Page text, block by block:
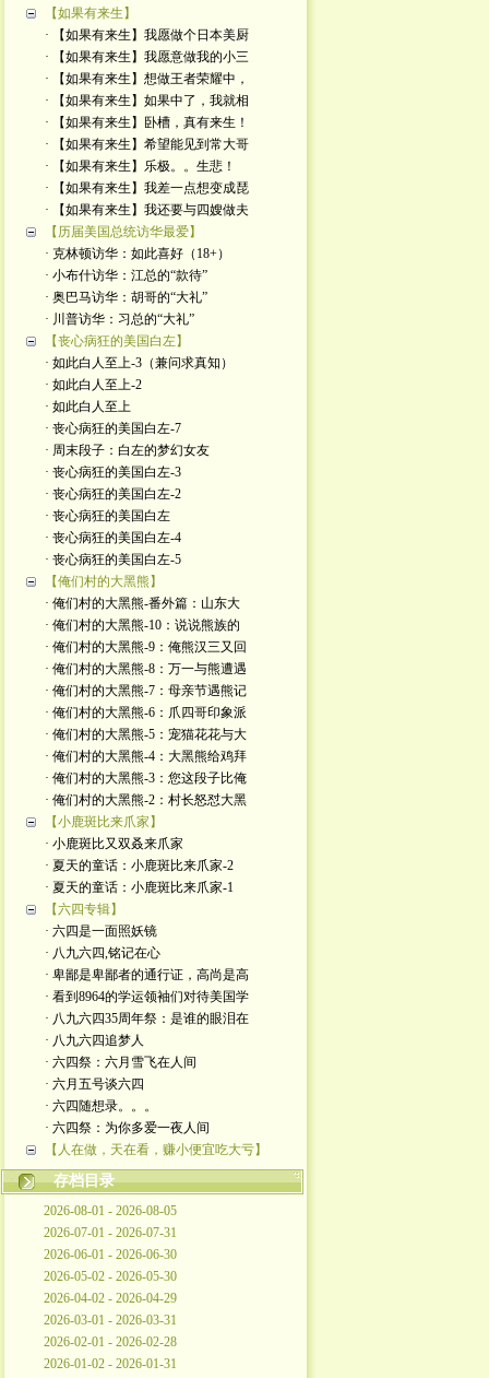
【如果有来生】
· 【如果有来生】我愿做个日本美厨
· 【如果有来生】我愿意做我的小三
· 【如果有来生】想做王者荣耀中，
· 【如果有来生】如果中了，我就相
· 【如果有来生】卧槽，真有来生！
· 【如果有来生】希望能见到常大哥
· 【如果有来生】乐极。。生悲！
· 【如果有来生】我差一点想变成琵
· 【如果有来生】我还要与四嫂做夫
【历届美国总统访华最爱】
· 克林顿访华：如此喜好（18+）
· 小布什访华：江总的“款待”
· 奥巴马访华：胡哥的“大礼”
· 川普访华：习总的“大礼”
【丧心病狂的美国白左】
· 如此白人至上-3（兼问求真知）
· 如此白人至上-2
· 如此白人至上
· 丧心病狂的美国白左-7
· 周末段子：白左的梦幻女友
· 丧心病狂的美国白左-3
· 丧心病狂的美国白左-2
· 丧心病狂的美国白左
· 丧心病狂的美国白左-4
· 丧心病狂的美国白左-5
【俺们村的大黑熊】
· 俺们村的大黑熊-番外篇：山东大
· 俺们村的大黑熊-10：说说熊族的
· 俺们村的大黑熊-9：俺熊汉三又回
· 俺们村的大黑熊-8：万一与熊遭遇
· 俺们村的大黑熊-7：母亲节遇熊记
· 俺们村的大黑熊-6：爪四哥印象派
· 俺们村的大黑熊-5：宠猫花花与大
· 俺们村的大黑熊-4：大黑熊给鸡拜
· 俺们村的大黑熊-3：您这段子比俺
· 俺们村的大黑熊-2：村长怒怼大黑
【小鹿斑比来爪家】
· 小鹿斑比又双叒来爪家
· 夏天的童话：小鹿斑比来爪家-2
· 夏天的童话：小鹿斑比来爪家-1
【六四专辑】
· 六四是一面照妖镜
· 八九六四,铭记在心
· 卑鄙是卑鄙者的通行证，高尚是高
· 看到8964的学运领袖们对待美国学
· 八九六四35周年祭：是谁的眼泪在
· 八九六四追梦人
· 六四祭：六月雪飞在人间
· 六月五号谈六四
· 六四随想录。。。
· 六四祭：为你多爱一夜人间
【人在做，天在看，赚小便宜吃大亏】
存档目录
2026-08-01 - 2026-08-05
2026-07-01 - 2026-07-31
2026-06-01 - 2026-06-30
2026-05-02 - 2026-05-30
2026-04-02 - 2026-04-29
2026-03-01 - 2026-03-31
2026-02-01 - 2026-02-28
2026-01-02 - 2026-01-31